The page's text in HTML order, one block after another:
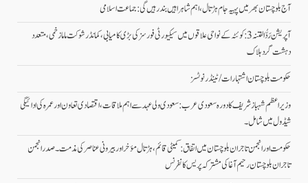
آج بلوچستان بھر میں پہیہ جام ہڑتال، اہم شاہراہیں بند رہیں گی: جماعت اسلامی
آپریشن رَدُّ الفتنہ 3: کوئٹہ کے نواحی علاقوں میں سیکیورٹی فورسز کی بڑی کامیابی، کمانڈر شوکت ماما زخمی، متعدد
دہشت گرد ہلاک
حکومت بلوچستان اشتہارات/ ٹینڈر نوٹسز
وزیراعظم شہباز شریف کا دورہ سعودی عرب: سعودی ولی عہد سے اہم ملاقات، اقتصادی تعاون اور عمرہ کی ادائیگی
شیڈول میں شامل۔
حکومت اور انجمن تاجران بلوچستان میں اتفاق: کمیٹی قائم، ہڑتال مؤخر اور بیرونی عناصر کی مذمت۔ صدر انجمن
تاجران بلوچستان رحیم آغا کی مشترکہ پریس کانفرنس